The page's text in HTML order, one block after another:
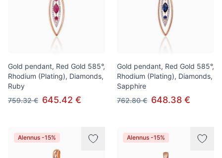
Gold pendant, Red Gold 585°,
Rhodium (Plating), Diamonds,
Ruby
759.32 € 645.42 €
Gold pendant, Red Gold 585°,
Rhodium (Plating), Diamonds,
Sapphire
762.80 € 648.38 €
Alennus -15% Alennus -15%